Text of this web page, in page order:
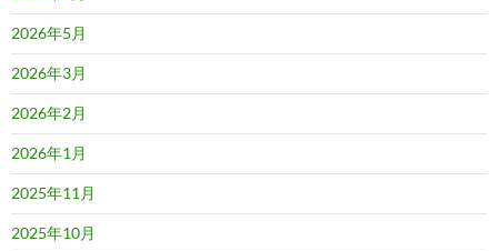
2026年5月
2026年3月
2026年2月
2026年1月
2025年11月
2025年10月